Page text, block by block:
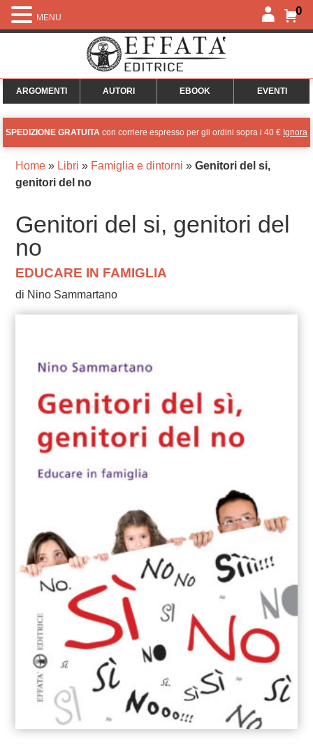
0
ARGOMENTI AUTORI EBOOK EVENTI
SPEDIZIONE GRATUITA con corriere espresso per gli ordini sopra i 40 € Ignora
Home» Libri » Famiglia e dintorni » Genitori del si,
genitori del no
Genitori del si, genitori del
no
EDUCARE IN FAMIGLIA
di Nino Sammartano
MENU